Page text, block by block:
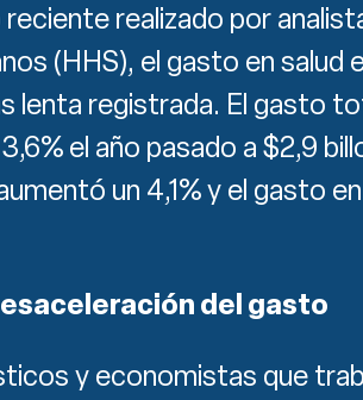
realizado por
(HHS), el gasto en salud
lenta registrada. El gasto
el año pasado a $2,9
un 4,1% y el gasto
del gasto
y economistas que